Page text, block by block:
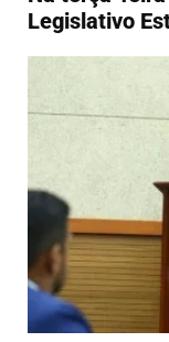
Legislativo